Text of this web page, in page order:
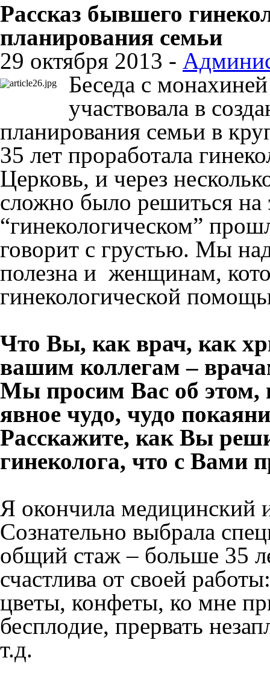
Рассказ бывшего
планирования семьи
29 октября 2013 -
Беседа с
участвовала в
планирования семьи в
35 лет проработала
Церковь, и через
сложно было решиться на
“гинекологическом”
говорит с грустью. Мы
полезна и женщинам,
гинекологической
Что Вы, как врач, как
вашим коллегам –
Мы просим Вас об этом,
явное чудо, чудо
Расскажите, как Вы
гинеколога, что с Вами
Я окончила медицинский
Сознательно выбрала
общий стаж – больше 35
счастлива от своей
цветы, конфеты, ко мне
бесплодие, прервать
т.д.